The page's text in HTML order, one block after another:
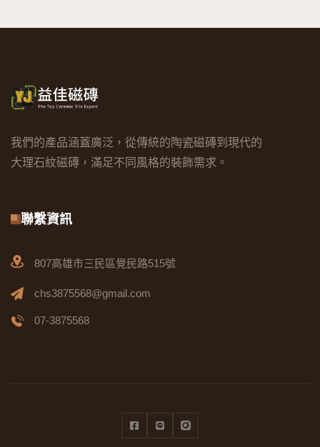
我們的產品涵蓋廣泛，從傳統的陶瓷磁磚到現代的
大理石紋磁磚，滿足不同風格的裝飾需求。
聯繫資訊
807高雄市三民區覺民路515號
chs3875568@gmail.com
07-3875568
Facebook
Line Instagram